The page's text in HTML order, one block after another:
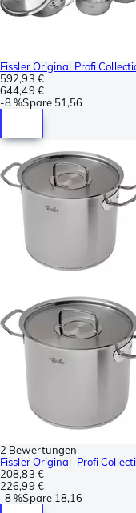
Fissler Original Profi
592,93 €
644,49 €
-8 %Spare 51,56
2 Bewertungen
Fissler Original-Profi
208,83 €
226,99 €
-8 %Spare 18,16